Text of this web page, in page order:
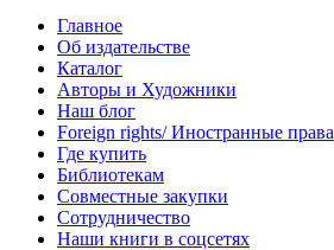
Главное
Об издательстве
Каталог
Авторы и Художники
Наш блог
Foreign rights/ Иностранные права
Где купить
Библиотекам
Совместные закупки
Сотрудничество
Наши книги в соцсетях